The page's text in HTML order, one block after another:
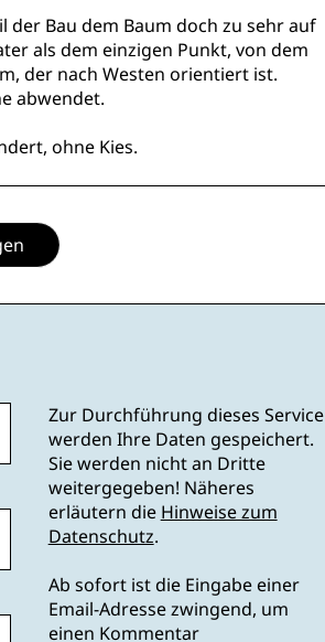
Bau dem Baum doch zu sehr auf
als dem einzigen Punkt, von dem
der nach Westen orientiert ist.
abwendet.
ohne Kies.
Zur Durchführung dieses Service
werden Ihre Daten gespeichert.
Sie werden nicht an Dritte
weitergegeben! Näheres
erläutern die Hinweise zum
Datenschutz.
Ab sofort ist die Eingabe einer
Email-Adresse zwingend, um
einen Kommentar